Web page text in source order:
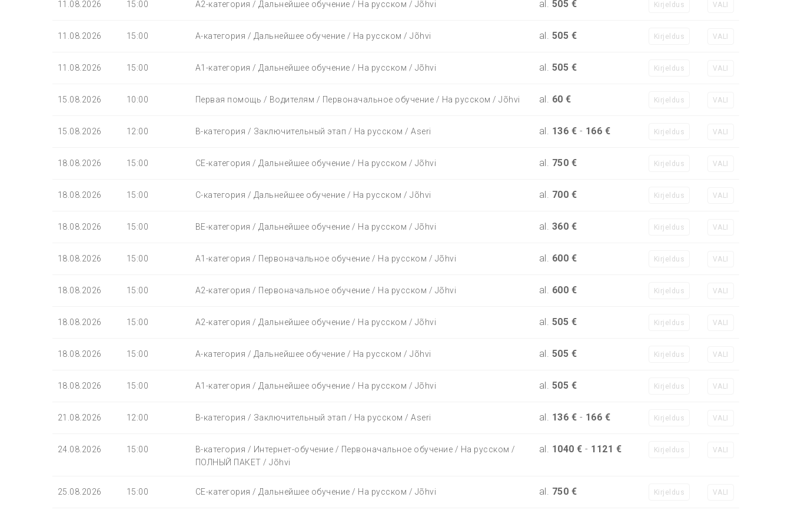
11.08.2026 15:00 A2-категория / Дальнейшее обучение / На русском / Jõhvi al. 505 € Kirjeldus VALI
11.08.2026 15:00 A-категория / Дальнейшее обучение / На русском / Jõhvi al. 505 € Kirjeldus VALI
11.08.2026 15:00 A1-категория / Дальнейшее обучение / На русском / Jõhvi al. 505 € Kirjeldus VALI
15.08.2026 10:00 Первая помощь / Bодителям / Первоначальное обучение / На русском / Jõhvi al. 60 € Kirjeldus VALI
15.08.2026 12:00 B-категория / Заключительный этап / На русском / Aseri al. 136 € - 166 € Kirjeldus VALI
18.08.2026 15:00 СЕ-категория / Дальнейшее обучение / На русском / Jõhvi al. 750 € Kirjeldus VALI
18.08.2026 15:00 С-категория / Дальнейшее обучение / На русском / Jõhvi al. 700 € Kirjeldus VALI
18.08.2026 15:00 BЕ-категория / Дальнейшее обучение / На русском / Jõhvi al. 360 € Kirjeldus VALI
18.08.2026 15:00 A1-категория / Первоначальное обучение / На русском / Jõhvi al. 600 € Kirjeldus VALI
18.08.2026 15:00 A2-категория / Первоначальное обучение / На русском / Jõhvi al. 600 € Kirjeldus VALI
18.08.2026 15:00 A2-категория / Дальнейшее обучение / На русском / Jõhvi al. 505 € Kirjeldus VALI
18.08.2026 15:00 A-категория / Дальнейшее обучение / На русском / Jõhvi al. 505 € Kirjeldus VALI
18.08.2026 15:00 A1-категория / Дальнейшее обучение / На русском / Jõhvi al. 505 € Kirjeldus VALI
21.08.2026 12:00 B-категория / Заключительный этап / На русском / Aseri al. 136 € - 166 € Kirjeldus VALI
24.08.2026 15:00
B-категория / Интернет-обучение / Первоначальное обучение / На русском /
ПОЛНЫЙ ПАКЕТ / Jõhvi
al. 1040 € - 1121 € Kirjeldus VALI
25.08.2026 15:00 СЕ-категория / Дальнейшее обучение / На русском / Jõhvi al. 750 € Kirjeldus VALI